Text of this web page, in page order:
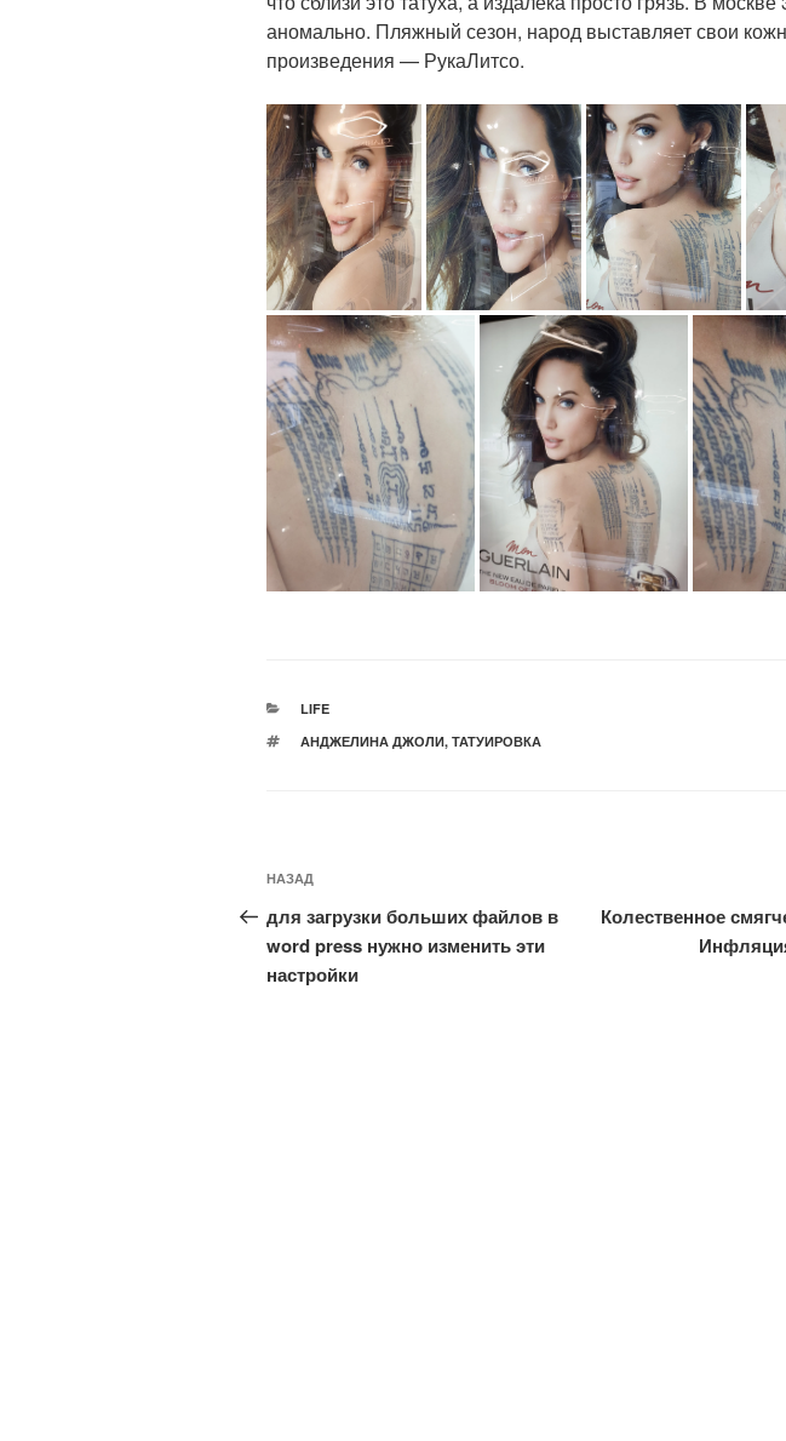
аномально. Пляжный сезон, народ выставляет свои
произведения — РукаЛитсо.
РУБРИКИ
LIFE
МЕТКИ
АНДЖЕЛИНА ДЖОЛИ, ТАТУИРОВКА
Навигация
по
записям
Предыдущая
запись:
НАЗАД
для загрузки больших файлов в
word press нужно изменить эти
настройки
Колественное